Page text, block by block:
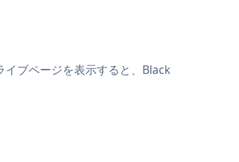
ブページを表示すると、Black